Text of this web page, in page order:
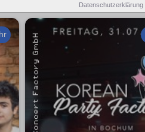
Datenschutzerklärung